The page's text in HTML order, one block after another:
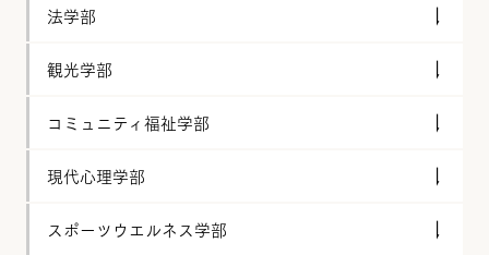
法学部
観光学部
コミュニティ福祉学部
現代心理学部
スポーツウエルネス学部